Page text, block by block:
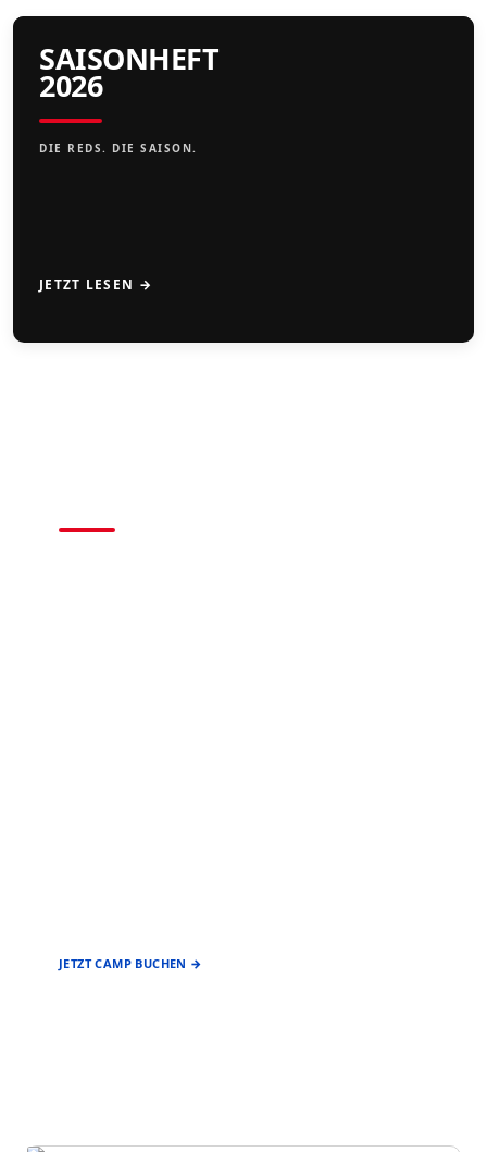
SAISONHEFT
2026
DIE REDS. DIE SAISON.
JETZT LESEN →
JETZT CAMP BUCHEN →